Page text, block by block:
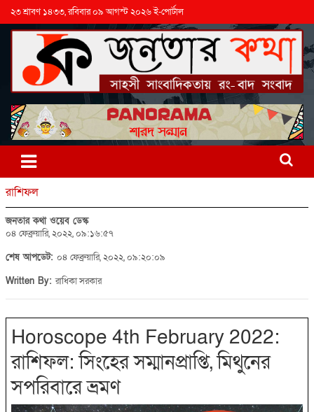
২৩ শ্রাবণ ১৪৩৩, রবিবার ০৯ আগস্ট ২০২৬ ই-পোর্টাল
রাশিফল
জনতার কথা ওয়েব ডেস্ক
০৪ ফেব্রুয়ারি, ২০২২, ০৯:১৬:৫৭
শেষ আপডেট: ০৪ ফেব্রুয়ারি, ২০২২, ০৯:২০:০৯
Written By:রাধিকা সরকার
Horoscope 4th February 2022:
রাশিফল: সিংহের সম্মানপ্রাপ্তি, মিথুনের
সপরিবারে ভ্রমণ